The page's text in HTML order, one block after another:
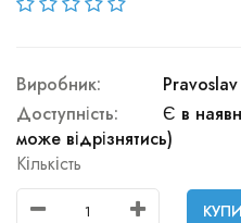
Виробник:
Доступність:
Є в
може відрізнятись)
Кількість